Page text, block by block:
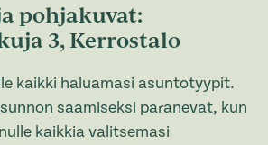
pohjakuvat:
3, Kerrostalo
kaikki haluamasi asuntotyypit.
saamiseksi paranevat, kun
kaikkia valitsemasi